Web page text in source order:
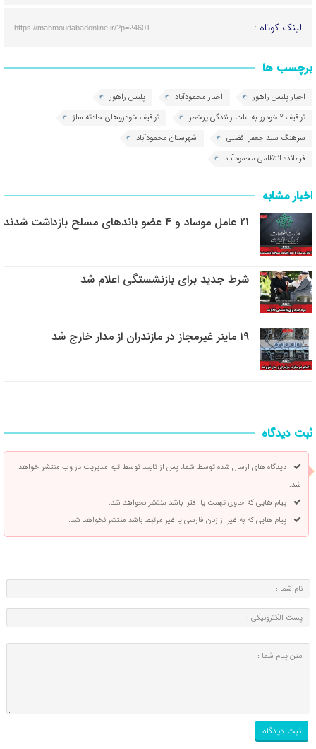
لینک کوتاه : https://mahmoudabadonline.ir/?p=24601
برچسب ها
اخبار پلیس راهور اخبار محمودآباد
پلیس راهور
توقیف ۲ خودرو به علت رانندگی پرخطر
توقیف خودرو‌های حادثه ساز
سرهنگ سید جعفر افضلی
شهرستان محمودآباد
فرمانده انتظامی محمودآباد
اخبار مشابه
۲۱ عامل موساد و ۴ عضو باند‌های مسلح بازداشت شدند
شرط جدید برای بازنشستگی اعلام شد
۱۹ ماینر غیرمجاز در مازندران از مدار خارج شد
ثبت دیدگاه
دیدگاه های ارسال شده توسط شما، پس از تایید توسط تیم مدیریت در وب منتشر خواهد
شد.
پیام هایی که حاوی تهمت یا افترا باشد منتشر نخواهد شد.
پیام هایی که به غیر از زبان فارسی یا غیر مرتبط باشد منتشر نخواهد شد.